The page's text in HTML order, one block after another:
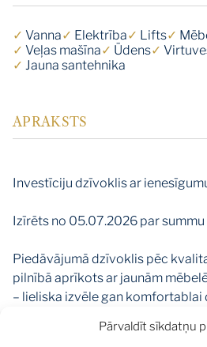
Pārvaldīt sīkdatņu
✓ Vanna✓ Elektrība✓ Lifts✓
✓ Veļas mašīna✓ Ūdens✓
✓ Jauna santehnika
APRAKSTS
Investīciju dzīvoklis ar
Izīrēts no 05.07.2026 par summu
Piedāvājumā dzīvoklis pēc
pilnībā aprīkots ar jaunām
– lieliska izvēle gan komfortablai